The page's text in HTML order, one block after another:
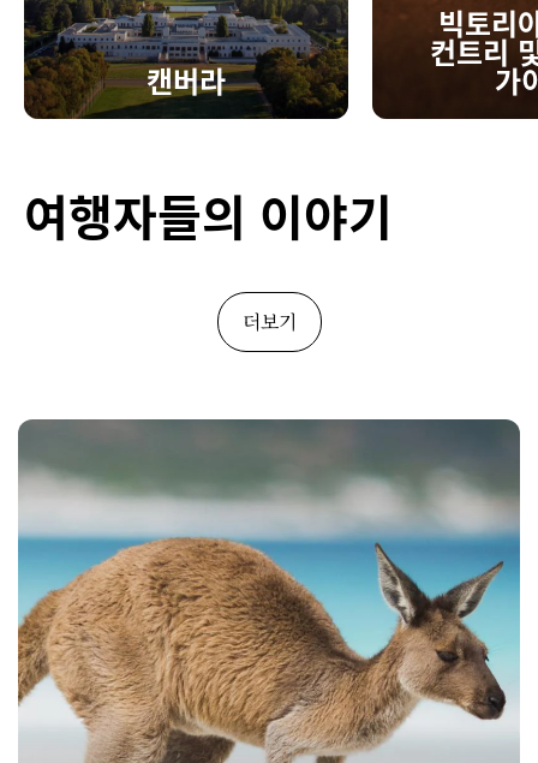
캔버라
빅토리
컨트리
가
여행자들의 이야기
더보기